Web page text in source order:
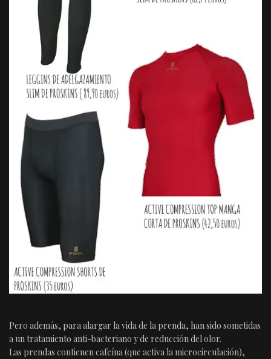
Pero además, para alargar la vida de la prenda, han sido sometidas
a un tratamiento anti-bacteriano y de reducción del olor.
Las prendas contienen cafeína (que activa la microcirculación),